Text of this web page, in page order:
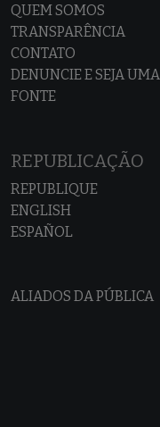
QUEM SOMOS
TRANSPARÊNCIA
CONTATO
DENUNCIE E SEJA UMA
FONTE
REPUBLICAÇÃO
REPUBLIQUE
ENGLISH
ESPAÑOL
ALIADOS DA PÚBLICA